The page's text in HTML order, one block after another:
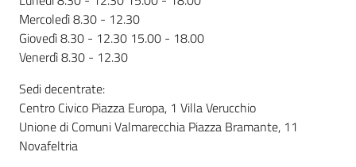
Mercoledì 8.30 - 12.30
Giovedì 8.30 - 12.30 15.00 - 18.00
Venerdì 8.30 - 12.30
Sedi decentrate:
Centro Civico Piazza Europa, 1 Villa Verucchio
Unione di Comuni Valmarecchia Piazza Bramante, 11
Novafeltria